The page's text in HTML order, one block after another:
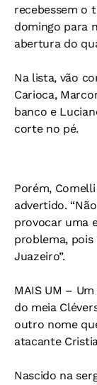
recebessem o
domingo para
abertura do
Na lista, vão
Carioca,
banco e
corte no pé.
Porém,
advertido.
provocar uma
problema,
Juazeiro”.
MAIS UM –
do meia
outro nome
atacante
Nascido na